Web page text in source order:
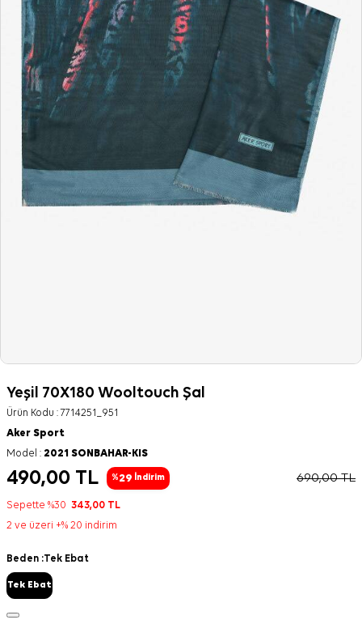
Yeşil 70X180 Wooltouch Şal
Ürün Kodu :7714251_951
Aker Sport
Model : 2021 SONBAHAR-KIS
490,00 TL %29 İndirim 690,00TL
Sepette %30 343,00 TL
2 ve üzeri +% 20 indirim
Beden :Tek Ebat
Tek Ebat